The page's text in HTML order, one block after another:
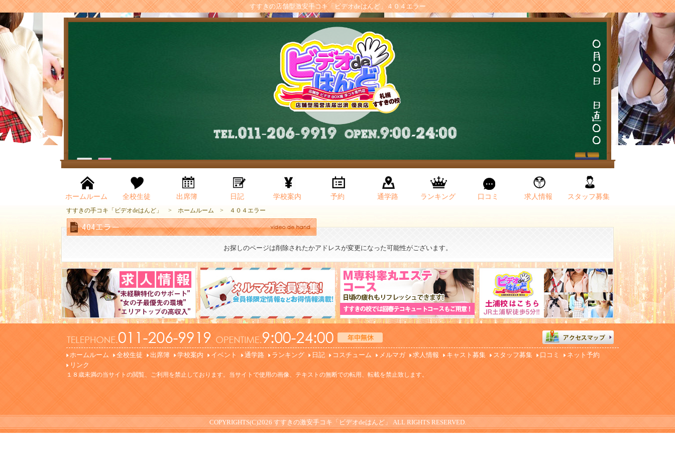
すすきの店舗型激安手コキ「ビデオdeはんど」４０４エラー
ホームルーム 全校生徒 出席簿 日記 学校案内 予約 通学路 ランキング 口コミ 求人情報 スタッフ募集
すすきの手コキ「ビデオdeはんど」 ホームルーム ４０４エラー
404エラー
お探しのページは削除されたかアドレスが変更になった可能性がございます。
ホームルーム 全校生徒 出席簿 学校案内 イベント 通学路 ランキング 日記 コスチューム メルマガ 求人情報 キャスト募集 スタッフ募集 口コミ
ネット予約
リンク
１８歳未満の当サイトの閲覧、ご利用を禁止しております。当サイトで使用の画像、テキストの無断での転用、転載を禁止致します。
COPYRIGHTS(C)2026 すすきの激安手コキ「ビデオdeはんど」 ALL RIGHTS RESERVED.